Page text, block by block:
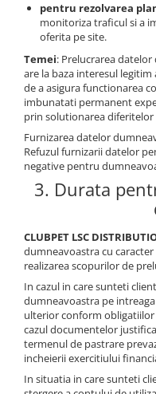
pentru rezolvarea
monitoriza traficul si a
oferita pe site.
Temei: Prelucrarea
are la baza interesul legitim
de a asigura functionarea
imbunatati permanent
prin solutionarea
Furnizarea datelor
Refuzul furnizarii datelor
negative pentru
3. Durata
CLUBPET LSC
dumneavoastra cu
realizarea scopurilor de
In cazul in care sunteti
dumneavoastra pe
ulterior conform obligatiilor
cazul documentelor
termenul de pastrare
incheierii exercitiului
In situatia in care sunteti